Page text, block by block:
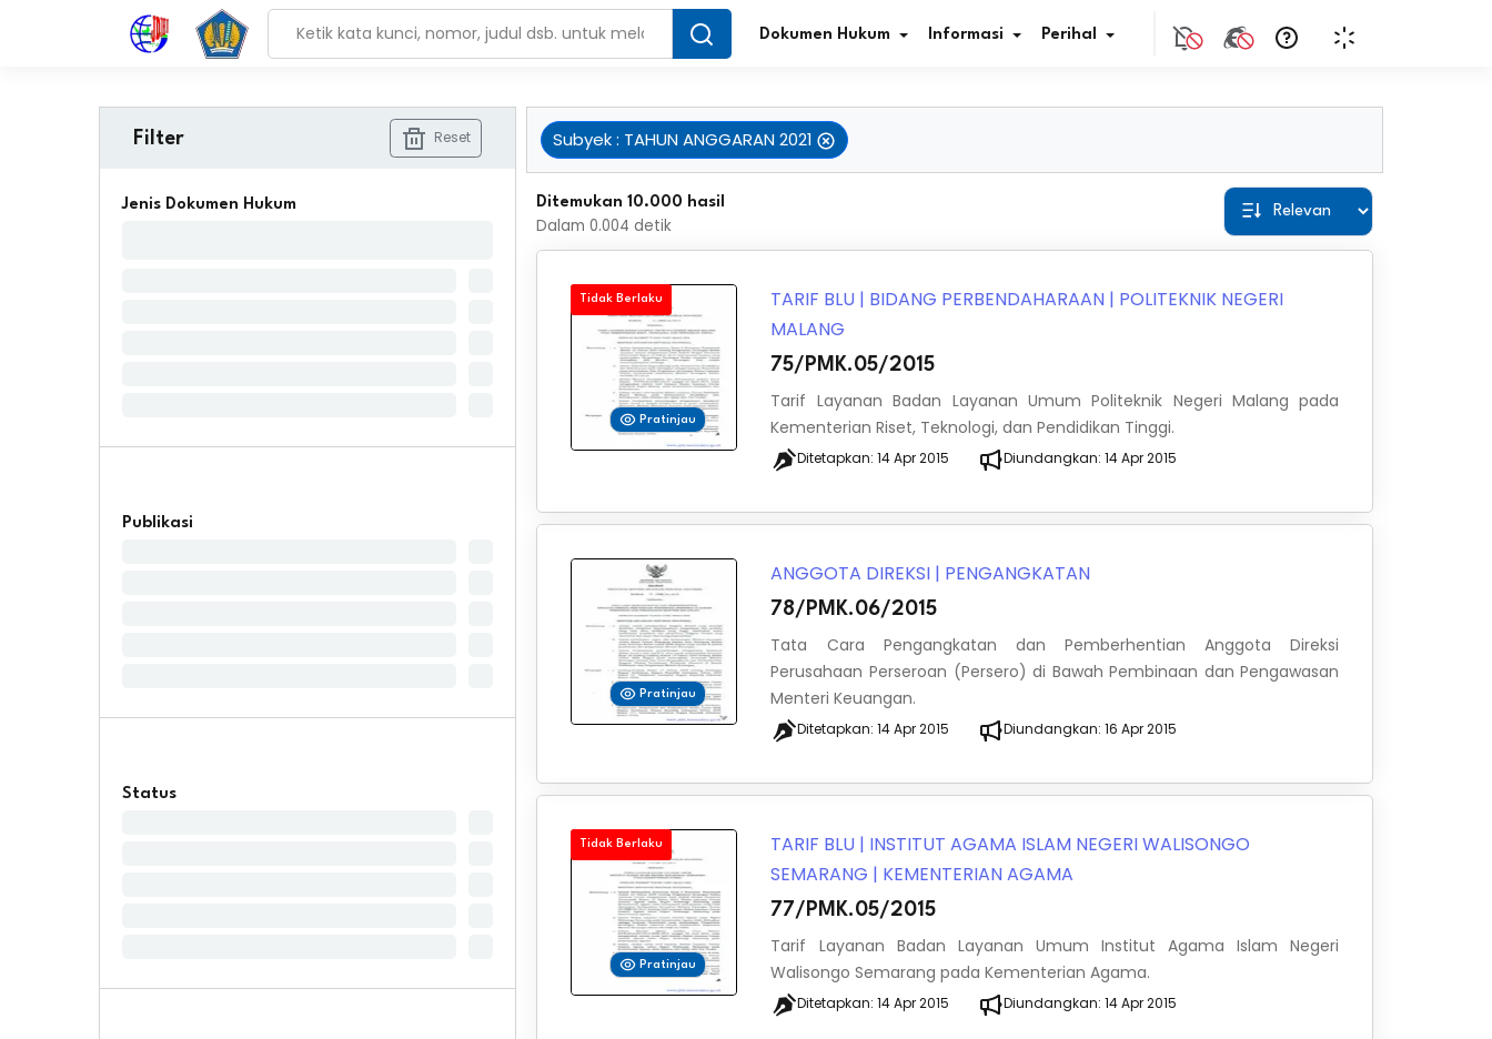
Dokumen Hukum Informasi
Infografis Regulasi
Direktori Regulasi
Program Perencanaan
Penelitian/Pengkajian Hukum
Video Sosialisasi
Berita
Penghargaan JDIH
Perihal
Filter Reset
Jenis Dokumen Hukum
Publikasi
Status
Subyek: TAHUN ANGGARAN 2021
Ditemukan 10.000 hasil
Dalam0.004 detik
Tidak Berlaku
Pratinjau
TARIF BLU | BIDANG PERBENDAHARAAN | POLITEKNIK NEGERI
MALANG
75/PMK.05/2015
Tarif Layanan Badan Layanan Umum Politeknik Negeri Malang pada
Kementerian Riset, Teknologi, dan Pendidikan Tinggi.
Ditetapkan:14 Apr 2015 Diundangkan:14 Apr 2015
Pratinjau
ANGGOTA DIREKSI | PENGANGKATAN
78/PMK.06/2015
Tata Cara Pengangkatan dan Pemberhentian Anggota Direksi
Perusahaan Perseroan (Persero) di Bawah Pembinaan dan Pengawasan
Menteri Keuangan.
Ditetapkan:14 Apr 2015 Diundangkan:16 Apr 2015
Tidak Berlaku
Pratinjau
TARIF BLU | INSTITUT AGAMA ISLAM NEGERI WALISONGO
SEMARANG | KEMENTERIAN AGAMA
77/PMK.05/2015
Tarif Layanan Badan Layanan Umum Institut Agama Islam Negeri
Walisongo Semarang pada Kementerian Agama.
Ditetapkan:14 Apr 2015 Diundangkan:14 Apr 2015